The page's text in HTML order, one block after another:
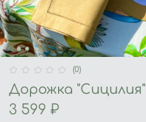
(0)
Дорожка "Сицилия"
3 599 ₽